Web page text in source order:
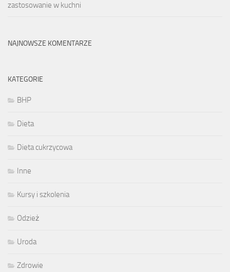
zastosowanie w kuchni
NAJNOWSZE KOMENTARZE
KATEGORIE
BHP
Dieta
Dieta cukrzycowa
Inne
Kursy i szkolenia
Odzież
Uroda
Zdrowie